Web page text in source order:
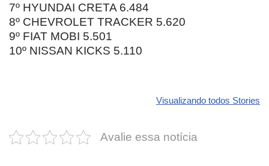
7º HYUNDAI CRETA 6.484
8º CHEVROLET TRACKER 5.620
9º FIAT MOBI 5.501
10º NISSAN KICKS 5.110
Visualizando todos Stories
2025!
Dodge pode ter
de emoção
que
Avalie essa notícia